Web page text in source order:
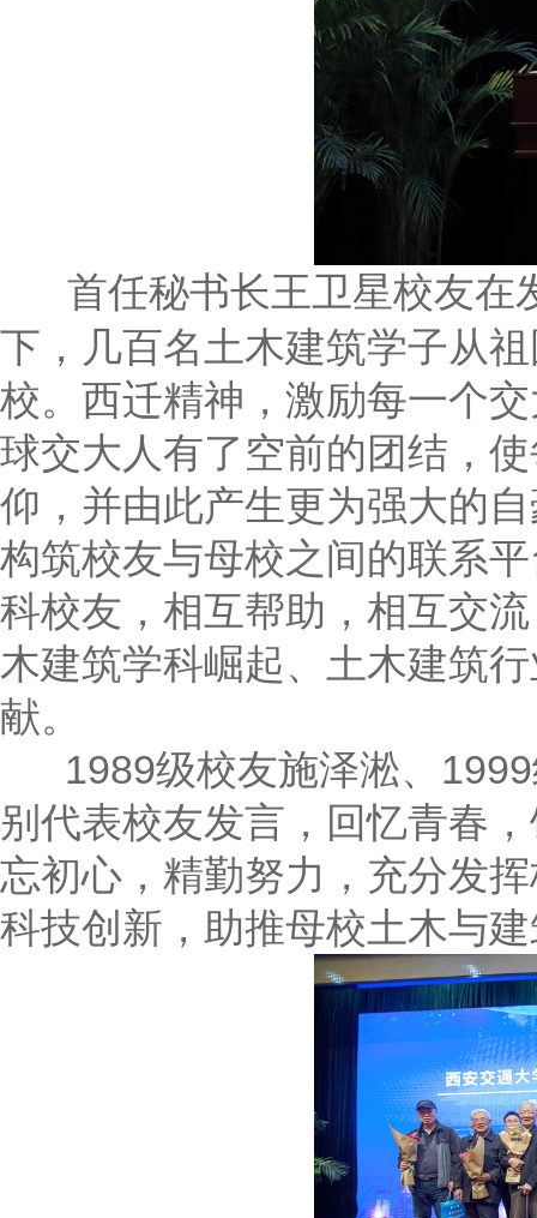
首任秘书长王卫星校友在
下，几百名土木建筑学子从
校。西迁精神，激励每一个
球交大人有了空前的团结，
仰，并由此产生更为强大的
构筑校友与母校之间的联系
科校友，相互帮助，相互交
木建筑学科崛起、土木建筑
献。
1989级校友施泽淞、1999
别代表校友发言，回忆青春
忘初心，精勤努力，充分发
科技创新，助推母校土木与